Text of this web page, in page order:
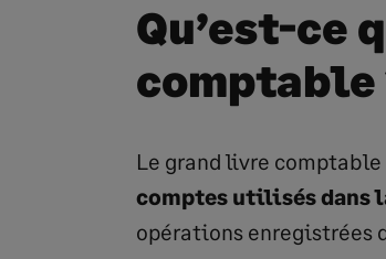
Qu’est-ce
comptable
Le grand livre
comptes utilisés dans
opérations enregistrées